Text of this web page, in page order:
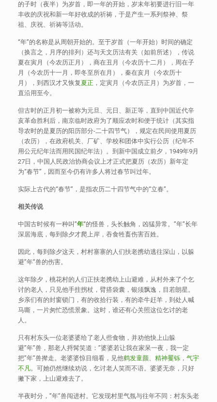
的子时（夜半）为岁首，即一年的开始，岁末年初要进行旧一年
丰收的庆祝和新一年好收成的祈祷，于是产生一系列祭神、祭
祖、庆祝、祈祷等活动。
“年”的名称是从周朝开始的。至于岁首（一年开始）时间的确定
（换言之，月序的排列）还与天文历法有关（如前所述），传说
夏在寅月（今农历正月），商在丑月（今农历十二月），周在子
月（今农历十一月，即冬至所在月），秦在亥月（今农历十
月），到西汉才又恢复 夏正 ，定寅月（今农历正月）为岁首，一
直沿用至今。
但古时的正月初一被称为元旦、元日、新正等，直到中国近代辛
亥革命胜利后，南京临时政府为了顺应农时和便于统计（其实指
导农时的是夏历的阳历部分-二十四节气），规定在民间使用夏历
（农历），在政府机关、厂矿、学校和团体中实行公历（纪年不
用公元纪年法而用民国纪年法）。到新中国成立前夕，1949年9月
27日，中国人民政治协商会议上才正式把夏历（农历）新年定
为“春节”，因而至今仍有许多人将过春节叫过年。
实际上古代的“春节”，是指农历二十四节气中的“立春”。
相关传说
中国古时候有一种叫”年“的怪兽，头长触角，凶猛异常。”年”长年
深居海底，每到除夕才爬上岸，吞食牲畜伤害百姓。
因此，每到除夕这天，村村寨寨的人们扶老携幼逃往深山，以躲
避”年”兽的伤害。
这年除夕，桃花村的人们正扶老携幼上山避难，从村外来了个乞
讨的老人，只见他手拄拐杖，臂搭袋囊，银须飘逸，目若朗星。
乡亲们有的封窗锁门，有的收拾行装，有的牵牛赶羊，到处人喊
马嘶，一片匆忙恐慌景象。这时，谁还有心关照这位乞讨的老
人。
只有村东头一位老婆婆给了老人些食物，并劝他快上山躲
避”年”兽，那老人捋髯笑道：”婆婆若让我在家呆一夜，我一定
把”年”兽撵走。老婆婆惊目细看，见他鹤发童颜、 精神矍铄， 气宇
不凡。可她仍然继续劝说，乞讨老人笑而不语。婆婆无奈，只好
撇下家，上山避难去了。
半夜时分，”年”兽闯进村。它发现村里气氛与往年不同：村东头老